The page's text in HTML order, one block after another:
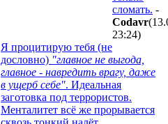
сломать. -
Codavr
23:24)
Я процитирую тебя (не
дословно) "главное не выгода,
главное - навредить врагу, даже
в ущерб себе". Идеальная
заготовка под террористов.
Менталитет всё же прорывается